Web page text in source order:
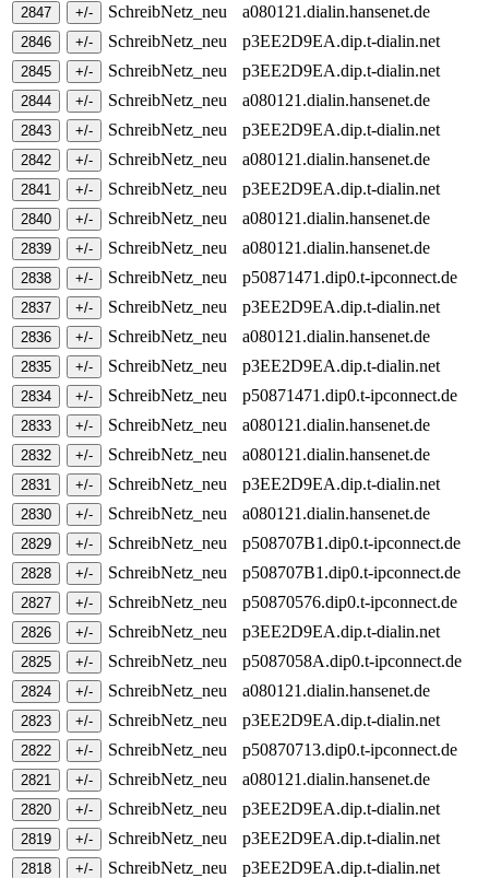
SchreibNetz_neu
a080121.dialin.hansenet.de
SchreibNetz_neu
p3EE2D9EA.dip.t-dialin.net
SchreibNetz_neu
p3EE2D9EA.dip.t-dialin.net
SchreibNetz_neu
a080121.dialin.hansenet.de
SchreibNetz_neu
p3EE2D9EA.dip.t-dialin.net
SchreibNetz_neu
a080121.dialin.hansenet.de
SchreibNetz_neu
p3EE2D9EA.dip.t-dialin.net
SchreibNetz_neu
a080121.dialin.hansenet.de
SchreibNetz_neu
a080121.dialin.hansenet.de
SchreibNetz_neu
p50871471.dip0.t-ipconnect.de
SchreibNetz_neu
p3EE2D9EA.dip.t-dialin.net
SchreibNetz_neu
a080121.dialin.hansenet.de
SchreibNetz_neu
p3EE2D9EA.dip.t-dialin.net
SchreibNetz_neu
p50871471.dip0.t-ipconnect.de
SchreibNetz_neu
a080121.dialin.hansenet.de
SchreibNetz_neu
a080121.dialin.hansenet.de
SchreibNetz_neu
p3EE2D9EA.dip.t-dialin.net
SchreibNetz_neu
a080121.dialin.hansenet.de
SchreibNetz_neu
p508707B1.dip0.t-ipconnect.de
SchreibNetz_neu
p508707B1.dip0.t-ipconnect.de
SchreibNetz_neu
p50870576.dip0.t-ipconnect.de
SchreibNetz_neu
p3EE2D9EA.dip.t-dialin.net
SchreibNetz_neu
p5087058A.dip0.t-ipconnect.de
SchreibNetz_neu
a080121.dialin.hansenet.de
SchreibNetz_neu
p3EE2D9EA.dip.t-dialin.net
SchreibNetz_neu
p50870713.dip0.t-ipconnect.de
SchreibNetz_neu
a080121.dialin.hansenet.de
SchreibNetz_neu
p3EE2D9EA.dip.t-dialin.net
SchreibNetz_neu
p3EE2D9EA.dip.t-dialin.net
SchreibNetz_neu
p3EE2D9EA.dip.t-dialin.net